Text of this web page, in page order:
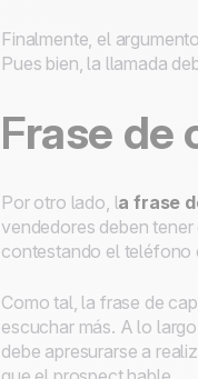
Finalmente, el
Pues bien, la llamada
Frase de
Por otro lado, la frase
vendedores deben
contestando el teléfono
Como tal, la frase de
escuchar más. A lo
debe apresurarse a